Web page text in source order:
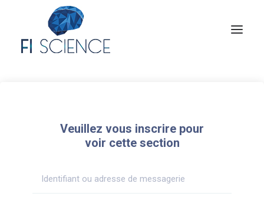
Veuillez vous inscrire pour
voir cette section